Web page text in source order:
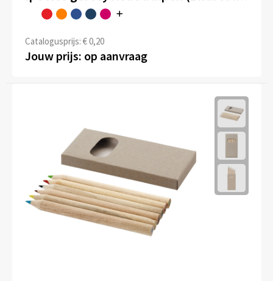
Catalogusprijs: € 0,20
Jouw prijs: op aanvraag